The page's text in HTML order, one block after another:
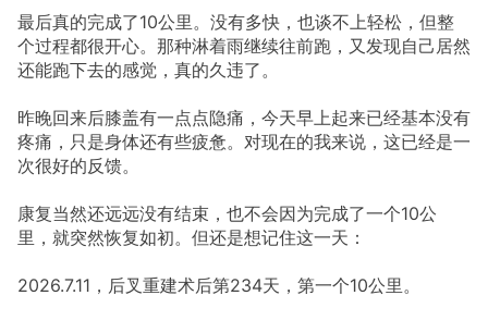
最后真的完成了10公里。没有多快，也谈不上轻松，但整
个过程都很开心。那种淋着雨继续往前跑，又发现自己居然
还能跑下去的感觉，真的久违了。
昨晚回来后膝盖有一点点隐痛，今天早上起来已经基本没有
疼痛，只是身体还有些疲惫。对现在的我来说，这已经是一
次很好的反馈。
康复当然还远远没有结束，也不会因为完成了一个10公
里，就突然恢复如初。但还是想记住这一天：
2026.7.11，后叉重建术后第234天，第一个10公里。